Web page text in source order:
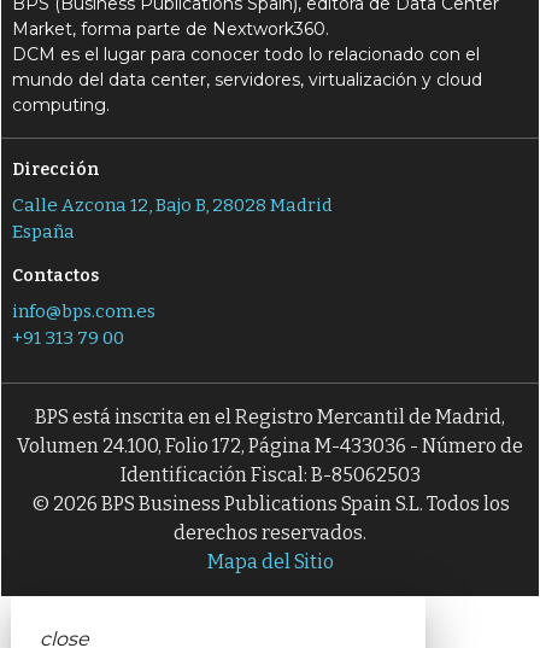
Market, forma parte de Nextwork360.
DCM es el lugar para conocer todo lo relacionado con el
mundo del data center, servidores, virtualización y cloud
computing.
Dirección
Calle Azcona 12, Bajo B, 28028 Madrid
España
Contactos
info@bps.com.es
+91 313 79 00
BPS está inscrita en el Registro Mercantil de Madrid,
Volumen 24.100, Folio 172, Página M-433036 - Número de
Identificación Fiscal: B-85062503
© 2026 BPS Business Publications Spain S.L. Todos los
derechos reservados.
Mapa del Sitio
close